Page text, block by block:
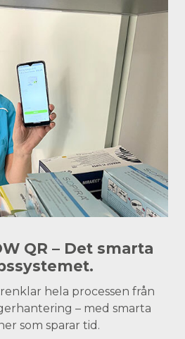
QR – Det smarta
hela processen från
– med smarta
som sparar tid.